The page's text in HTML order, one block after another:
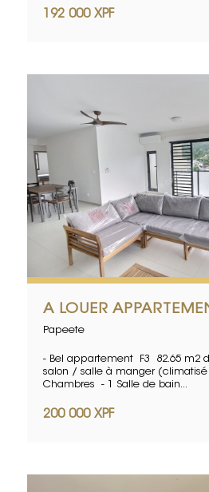
192 000 XPF
A LOUER
Papeete
- Bel appartement F3 82.65 m2
salon / salle à manger (climatisé
Chambres - 1 Salle de bain...
200 000 XPF